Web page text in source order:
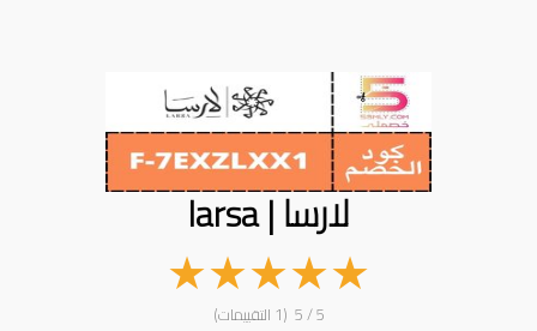
لارسا | larsa
★
★
★
★
★ 5 / 5 (1 التقييمات)